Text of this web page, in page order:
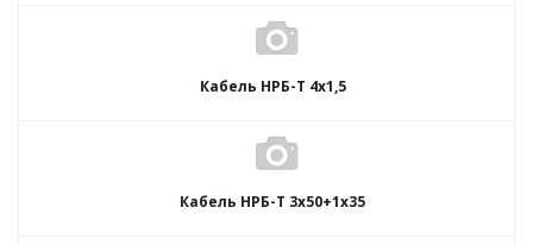
Кабель НРБ-Т 4х1,5
Кабель НРБ-Т 3х50+1х35